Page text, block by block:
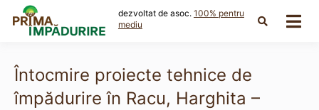
content
dezvoltat de asoc. 100% pentru
mediu
Întocmire proiecte tehnice de
împădurire în Racu, Harghita –